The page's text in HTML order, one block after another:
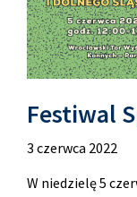
Festiwal
3 czerwca 2022
W niedzielę 5